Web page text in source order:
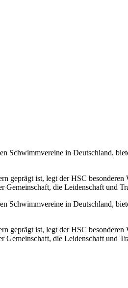
Schwimmvereine in Deutschland,
geprägt ist, legt der HSC
Gemeinschaft, die Leidenschaft und
Schwimmvereine in Deutschland,
geprägt ist, legt der HSC
Gemeinschaft, die Leidenschaft und